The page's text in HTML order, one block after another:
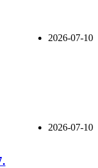
2026-07-10
2026-07-10